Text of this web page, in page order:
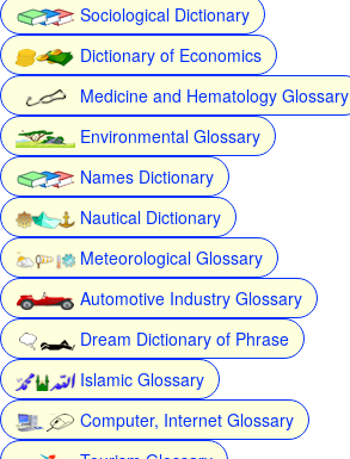
Sociological Dictionary
Dictionary of Economics
Medicine and Hematology Glossary
Environmental Glossary
Names Dictionary
Nautical Dictionary
Meteorological Glossary
Automotive Industry Glossary
Dream Dictionary of Phrase
Islamic Glossary
Computer, Internet Glossary